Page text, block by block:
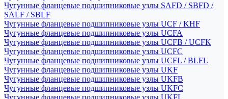
Чугунные фланцевые подшипниковые узлы SAFD / SBFD /
SALF / SBLF
Чугунные фланцевые подшипниковые узлы UCF / KHF
Чугунные фланцевые подшипниковые узлы UCFA
Чугунные фланцевые подшипниковые узлы UCFB / UCFK
Чугунные фланцевые подшипниковые узлы UCFC
Чугунные фланцевые подшипниковые узлы UCFL / BLFL
Чугунные фланцевые подшипниковые узлы UKF
Чугунные фланцевые подшипниковые узлы UKFB
Чугунные фланцевые подшипниковые узлы UKFC
Чугунные фланцевые подшипниковые узлы UKFL